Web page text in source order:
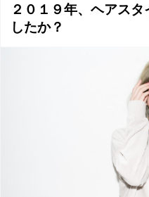
２０１９年、ヘアス
したか？